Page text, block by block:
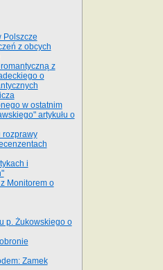
Polszcze
z obcych
z
o
w ostatnim
artykułu o
rozprawy
i
Monitorem o
p. Żukowskiego o
Zamek